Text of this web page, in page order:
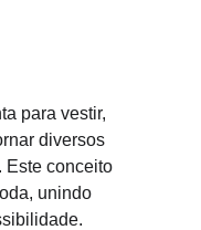
para vestir,
diversos
Este conceito
unindo